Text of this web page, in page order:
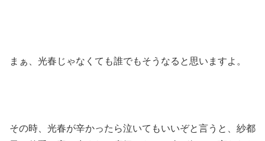
まぁ、光春じゃなくても誰でもそうなると思いますよ。
その時、光春が辛かったら泣いてもいいぞと言うと、紗都